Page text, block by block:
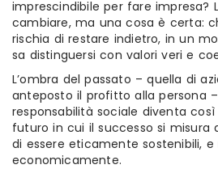
imprescindibile per fare impresa?
cambiare, ma una cosa è certa:
rischia di restare indietro, in un
sa distinguersi con valori veri e
L’ombra del passato – quella di
anteposto il profitto alla persona
responsabilità sociale diventa
futuro in cui il successo si misura
di essere eticamente sostenibili, e
economicamente.